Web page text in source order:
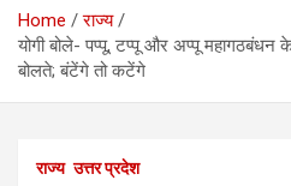
Home
राज्य
योगी बोले- पप्पू, टप्पू और अप्पू
बोलते; बंटेंगे तो कटेंगे
राज्य उत्तर प्रदेश